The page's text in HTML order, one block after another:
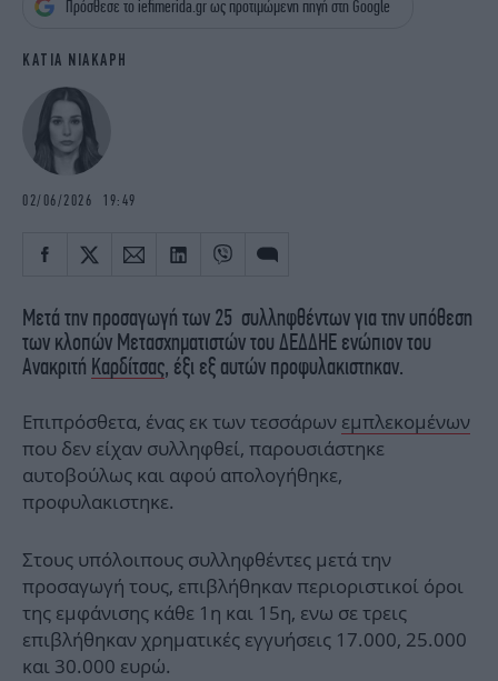
iBOOKS
ΖΩΔΙΑ
NEWSLETTER
Πρόσθεσε το iefimerida.gr ως προτιμώμενη πηγή στη Google
ΚΑΤΙΑ ΝΙΑΚΑΡΗ
02/06/2026 19:49
Μετά την προσαγωγή των 25 συλληφθέντων για την υπόθεση
των κλοπών Μετασχηματιστών του ΔΕΔΔΗΕ ενώπιον του
Ανακριτή Καρδίτσας, έξι εξ αυτών προφυλακιστηκαν.
Επιπρόσθετα, ένας εκ των τεσσάρων εμπλεκομένων
που δεν είχαν συλληφθεί, παρουσιάστηκε
αυτοβούλως και αφού απολογήθηκε,
προφυλακιστηκε.
Στους υπόλοιπους συλληφθέντες μετά την
προσαγωγή τους, επιβλήθηκαν περιοριστικοί όροι
της εμφάνισης κάθε 1η και 15η, ενω σε τρεις
επιβλήθηκαν χρηματικές εγγυήσεις 17.000, 25.000
και 30.000 ευρώ.